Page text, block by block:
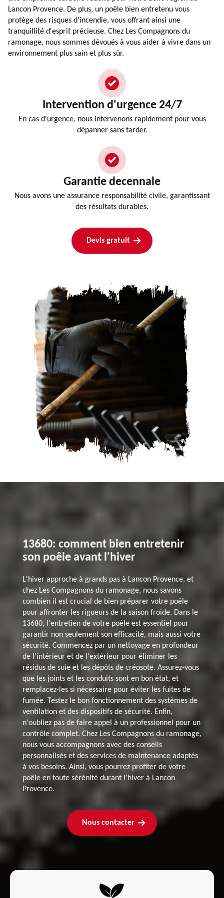
Lancon Provence. De plus, un poêle bien entretenu vous
protège des risques d'incendie, vous offrant ainsi une
tranquillité d'esprit précieuse. Chez Les Compagnons du
ramonage, nous sommes dévoués à vous aider à vivre dans un
environnement plus sain et plus sûr.
Intervention d'urgence 24/7
En cas d'urgence, nous intervenons rapidement pour vous
dépanner sans tarder.
Garantie decennale
Nous avons une assurance responsabilité civile, garantissant
des résultats durables.
Devis gratuit
13680: comment bien entretenir
son poêle avant l'hiver
L'hiver approche à grands pas à Lancon Provence, et
chez Les Compagnons du ramonage, nous savons
combien il est crucial de bien préparer votre poêle
pour affronter les rigueurs de la saison froide. Dans le
13680, l'entretien de votre poêle est essentiel pour
garantir non seulement son efficacité, mais aussi votre
sécurité. Commencez par un nettoyage en profondeur
de l'intérieur et de l'extérieur pour éliminer les
résidus de suie et les dépôts de créosote. Assurez-vous
que les joints et les conduits sont en bon état, et
remplacez-les si nécessaire pour éviter les fuites de
fumée. Testez le bon fonctionnement des systèmes de
ventilation et des dispositifs de sécurité. Enfin,
n'oubliez pas de faire appel à un professionnel pour un
contrôle complet. Chez Les Compagnons du ramonage,
nous vous accompagnons avec des conseils
personnalisés et des services de maintenance adaptés
à vos besoins. Ainsi, vous pourrez profiter de votre
poêle en toute sérénité durant l'hiver à Lancon
Provence.
Nous contacter